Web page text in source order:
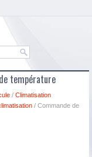
température
/ Climatisation
/ Commande de